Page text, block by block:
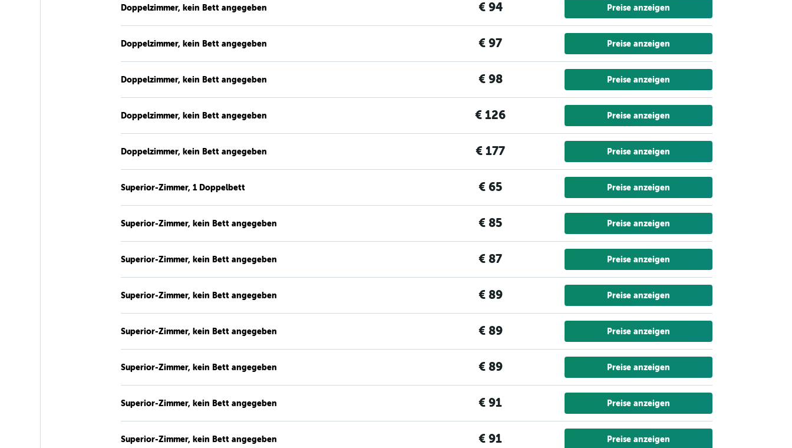
Doppelzimmer, kein Bett angegeben € 94 Preise anzeigen
Doppelzimmer, kein Bett angegeben € 97 Preise anzeigen
Doppelzimmer, kein Bett angegeben € 98 Preise anzeigen
Doppelzimmer, kein Bett angegeben € 126 Preise anzeigen
Doppelzimmer, kein Bett angegeben € 177 Preise anzeigen
Superior-Zimmer, 1 Doppelbett € 65 Preise anzeigen
Superior-Zimmer, kein Bett angegeben € 85 Preise anzeigen
Superior-Zimmer, kein Bett angegeben € 87 Preise anzeigen
Superior-Zimmer, kein Bett angegeben € 89 Preise anzeigen
Superior-Zimmer, kein Bett angegeben € 89 Preise anzeigen
Superior-Zimmer, kein Bett angegeben € 89 Preise anzeigen
Superior-Zimmer, kein Bett angegeben € 91 Preise anzeigen
Superior-Zimmer, kein Bett angegeben € 91 Preise anzeigen